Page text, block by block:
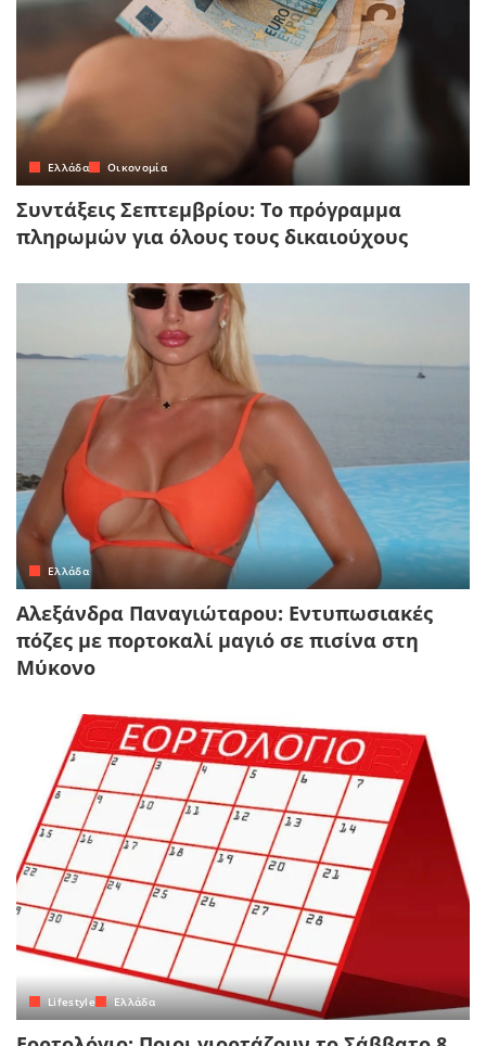
Ελλάδα Οικονομία
Συντάξεις Σεπτεμβρίου: Το πρόγραμμα
πληρωμών για όλους τους δικαιούχους
Ελλάδα
Αλεξάνδρα Παναγιώταρου: Εντυπωσιακές
πόζες με πορτοκαλί μαγιό σε πισίνα στη
Μύκονο
Lifestyle Ελλάδα